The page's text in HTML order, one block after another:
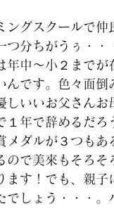
ングスクールで
つ分ちがうぅ・・
年中～小２まで
んです。色々面
しいいお父さん
１年で辞めるだ
メダルが３つも
ので美來もそろ
ます！でも、親
でしょう・・・